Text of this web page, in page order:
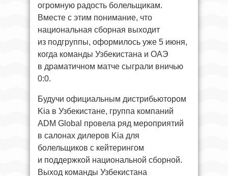
огромную радость болельщикам.
Вместе с этим понимание, что
национальная сборная выходит
из подгруппы, оформилось уже 5 июня,
когда команды Узбекистана и ОАЭ
в драматичном матче сыграли вничью
0:0.
Будучи официальным дистрибьютором
Kia в Узбекистане, группа компаний
ADM Global провела ряд мероприятий
в салонах дилеров Kia для
болельщиков с кейтерингом
и поддержкой национальной сборной.
Выход команды Узбекистана